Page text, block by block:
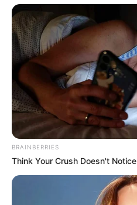
BRAINBERRIES
Think Your Crush Doesn't